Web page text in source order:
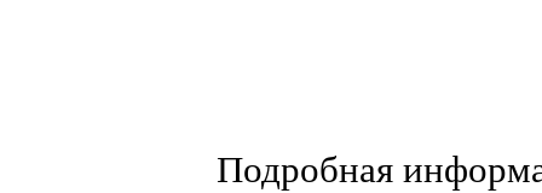
Подробная